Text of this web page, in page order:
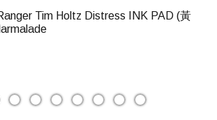
Tim Holtz Distress INK PAD (黃